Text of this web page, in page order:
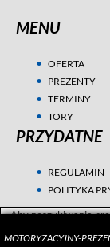
MENU
OFERTA
PREZENTY
TERMINY
TORY
PRZYDATNE
REGULAMIN
POLITYKA
Aby poszukiwania
MOTORYZACYJNY-